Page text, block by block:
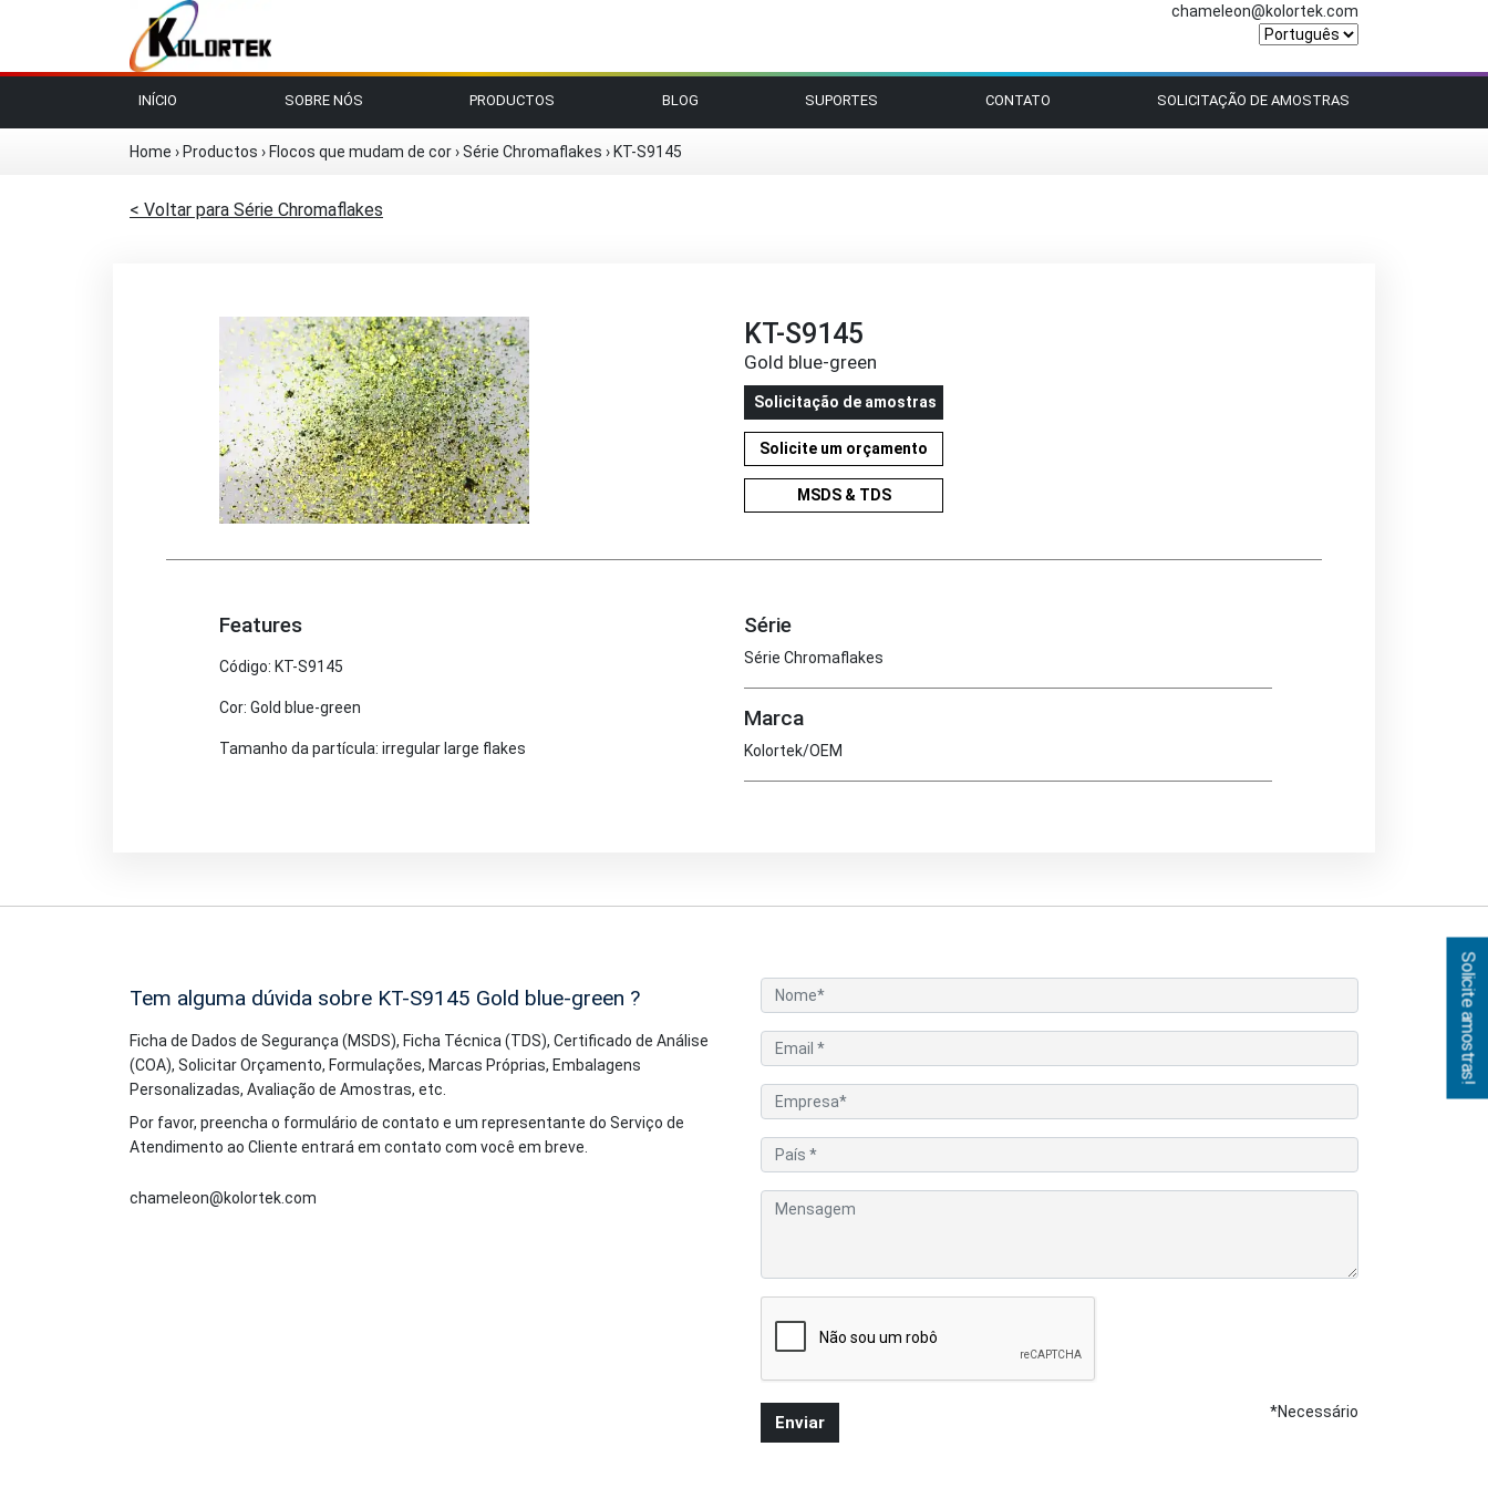
chameleon@kolortek.com
INÍCIO SOBRE NÓS PRODUCTOS BLOG SUPORTES CONTATO SOLICITAÇÃO DE AMOSTRAS
Home › Productos › Flocos que mudam de cor›Série Chromaflakes › KT-S9145
< Voltar para Série Chromaflakes
KT-S9145
Gold blue-green
Solicitação de amostras
Solicite um orçamento
MSDS & TDS
Features
Código: KT-S9145
Cor: Gold blue-green
Tamanho da partícula: irregular large flakes
Série
Série Chromaflakes
Marca
Kolortek/OEM
Tem alguma dúvida sobre KT-S9145 Gold blue-green ?
Ficha de Dados de Segurança (MSDS), Ficha Técnica (TDS), Certificado de Análise
(COA), Solicitar Orçamento, Formulações, Marcas Próprias, Embalagens
Personalizadas, Avaliação de Amostras, etc.
Por favor, preencha o formulário de contato e um representante do Serviço de
Atendimento ao Cliente entrará em contato com você em breve.
chameleon@kolortek.com
*Necessário
Solicite amostras!